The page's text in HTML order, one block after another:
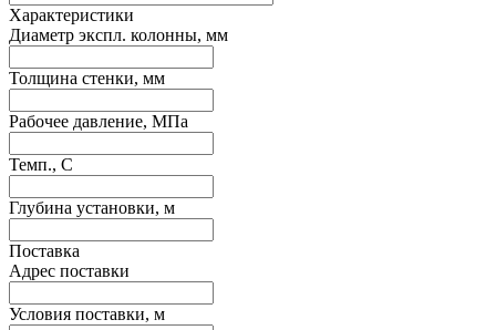
Характеристики
Диаметр экспл. колонны, мм
Толщина стенки, мм
Рабочее давление, МПа
Темп., С
Глубина установки, м
Поставка
Адрес поставки
Условия поставки, м